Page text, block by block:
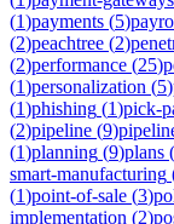
(1)payments (5)
(2)peachtree (2)
(2)performance (25)
(1)personalization (5)
(1)phishing (1)pick-
(2)pipeline (9)
(1)planning (9)plans (
smart-manufacturing
(1)point-of-sale (3)
implementation (2)